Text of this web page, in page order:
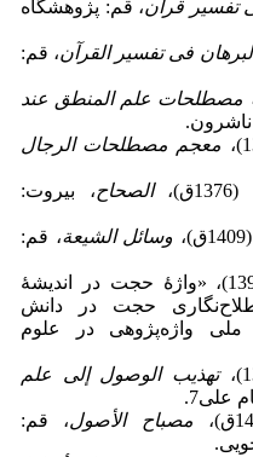
قرآن، قم: پژوهشگاه
فی تفسیر القرآن، قم:
مصطلحات علم المنطق عند
ناشرون.
معجم مصطلحات الرجال
الصحاح، بیروت:
وسائل الشیعة، قم:
حکیم، سیدمحمدحسین (1395)، «واژۀ حجت در اندیشۀ
حجت در دانش
واژه‌پژوهی در علوم
تهذیب الوصول إلی علم
علی7.
مصباح الأصول، قم: